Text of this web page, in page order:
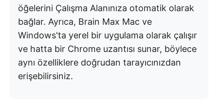
öğelerini Çalışma Alanınıza otomatik olarak
bağlar. Ayrıca, Brain Max Mac ve
Windows'ta yerel bir uygulama olarak çalışır
ve hatta bir Chrome uzantısı sunar, böylece
aynı özelliklere doğrudan tarayıcınızdan
erişebilirsiniz.